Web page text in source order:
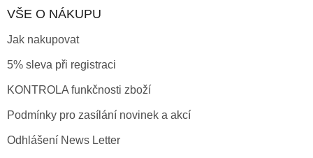
VŠE O NÁKUPU
Jak nakupovat
5% sleva při registraci
KONTROLA funkčnosti zboží
Podmínky pro zasílání novinek a akcí
Odhlášení News Letter